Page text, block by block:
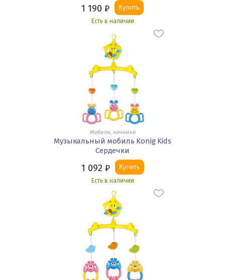
1 190 ₽ Купить
Есть в наличии
Мобили, ночники
Музыкальный мобиль Konig Kids
Сердечки
1 092 ₽ Купить
Есть в наличии